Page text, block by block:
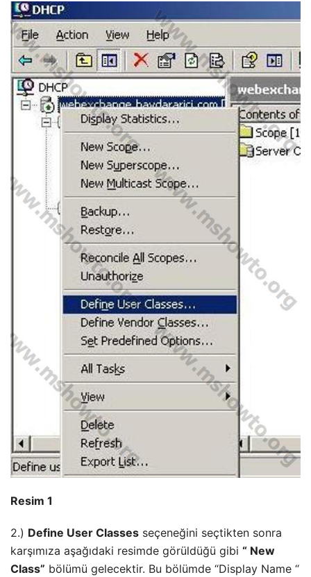
Resim 1
2.) Define User Classes seçeneğini seçtikten sonra
karşımıza aşağıdaki resimde görüldüğü gibi “ New
Class” bölümü gelecektir. Bu bölümde “Display Name “